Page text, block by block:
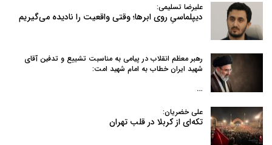
علیرضا تسلیمی:
دیپلماسیِ روی ابرها؛ وقتی واقعیت را نادیده می‌گیریم
رهبر معظم انقلاب در پیامی به‌ مناسبت تشییع و تدفین آقای
شهید ایران خطاب به امام شهید امت:
…
علی خضریان:
تکه‌ای از کربلا در قلب تهران